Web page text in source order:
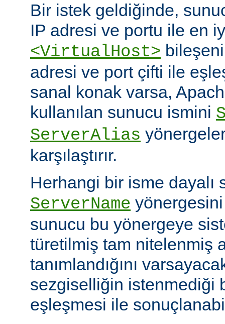
Bir istek geldiğinde,
IP adresi ve portu ile en
<VirtualHost>
adresi ve port çifti ile
sanal konak varsa,
kullanılan sunucu ismini
ServerAlias
karşılaştırır.
Herhangi bir isme dayalı
ServerName
sunucu bu yönergeye
türetilmiş tam nitelenmiş
tanımlandığını
sezgiselliğin istenmediği
eşleşmesi ile